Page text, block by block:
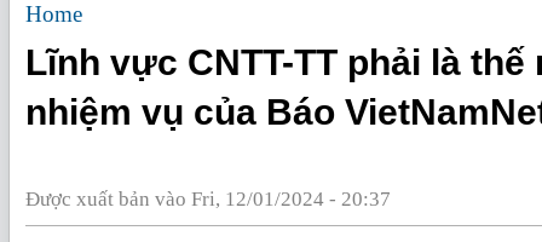
Home
Lĩnh vực CNTT-TT phải là thế
nhiệm vụ của Báo
Được xuất bản vào Fri, 12/01/2024 - 20:37